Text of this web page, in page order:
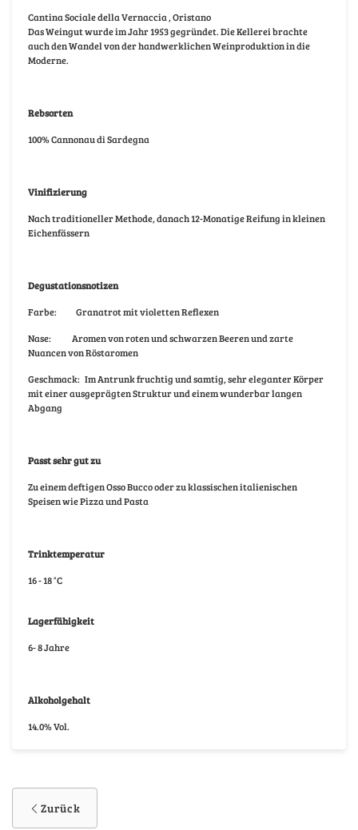
Cantina Sociale della Vernaccia , Oristano
Das Weingut wurde im Jahr 1953 gegründet. Die Kellerei brachte
auch den Wandel von der handwerklichen Weinproduktion in die
Moderne.
Rebsorten
100% Cannonau di Sardegna
Vinifizierung
Nach traditioneller Methode, danach 12-Monatige Reifung in kleinen
Eichenfässern
Degustationsnotizen
Farbe: Granatrot mit violetten Reflexen
Nase:
Aromen von roten und schwarzen Beeren und zarte
Nuancen von Röstaromen
Geschmack: Im Antrunk fruchtig und samtig, sehr eleganter Körper
mit einer ausgeprägten Struktur und einem wunderbar langen
Abgang
Passt sehr gut zu
Zu einem deftigen Osso Bucco oder zu klassischen italienischen
Speisen wie Pizza und Pasta
Trinktemperatur
16 - 18 °C
Lagerfähigkeit
6- 8 Jahre
Alkoholgehalt
14.0% Vol.
Zurück